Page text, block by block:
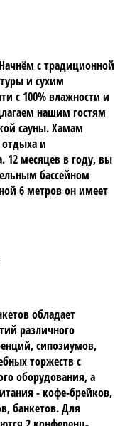
с традиционной
и сухим
с 100% влажности и
нашим гостям
сауны. Хамам
отдыха и
12 месяцев в году, вы
бассейном
6 метров он имеет
обладает
различного
сипозиумов,
торжеств с
оборудования, а
- кофе-брейков,
банкетов. Для